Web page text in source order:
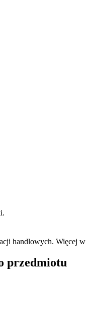
handlowych. Więcej w
przedmiotu